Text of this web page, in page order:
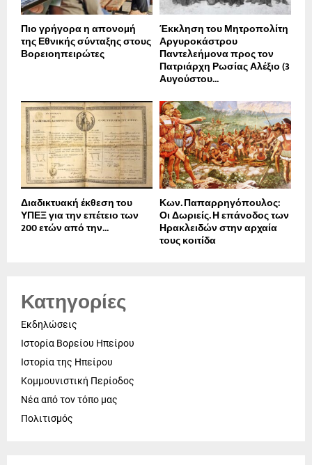
Πιο γρήγορα η απονοµή
της Εθνικής σύνταξης στους
Βορειοηπειρώτες
Έκκληση του Μητροπολίτη
Αργυροκάστρου
Παντελεήμονα προς τον
Πατριάρχη Ρωσίας Αλέξιο (3
Αυγούστου...
Διαδικτυακή έκθεση του
ΥΠΕΞ για την επέτειο των
200 ετών από την...
Κων. Παπαρρηγόπουλος:
Οι Δωριείς. Η επάνοδος των
Ηρακλειδών στην αρχαία
τους κοιτίδα
Κατηγορίες
Εκδηλώσεις
Ιστορία Βορείου Ηπείρου
Ιστορία της Ηπείρου
Κομμουνιστική Περίοδος
Νέα από τον τόπο μας
Πολιτισμός